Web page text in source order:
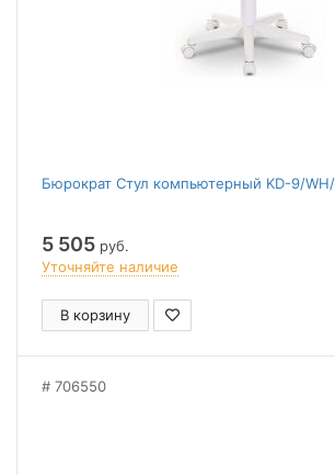
Бюрократ Стул компьютерный KD-9/WH/
5 505 руб.
Уточняйте наличие
В корзину
706550